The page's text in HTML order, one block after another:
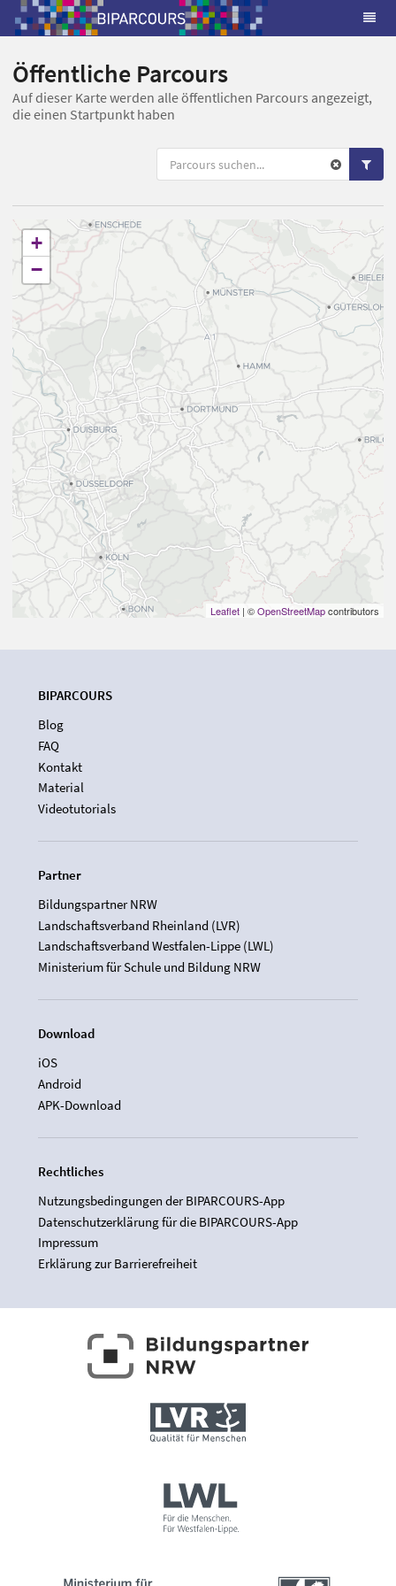
Öffentliche Parcours
Auf dieser Karte werden alle öffentlichen Parcours angezeigt,
die einen Startpunkt haben
+
−
Leaflet | ©OpenStreetMapcontributors
BIPARCOURS
Blog
FAQ
Kontakt
Material
Videotutorials
Partner
Bildungspartner NRW
Landschaftsverband Rheinland (LVR)
Landschaftsverband Westfalen-Lippe (LWL)
Ministerium für Schule und Bildung NRW
Download
iOS
Android
APK-Download
Rechtliches
Nutzungsbedingungen der BIPARCOURS-App
Datenschutzerklärung für die BIPARCOURS-App
Impressum
Erklärung zur Barrierefreiheit